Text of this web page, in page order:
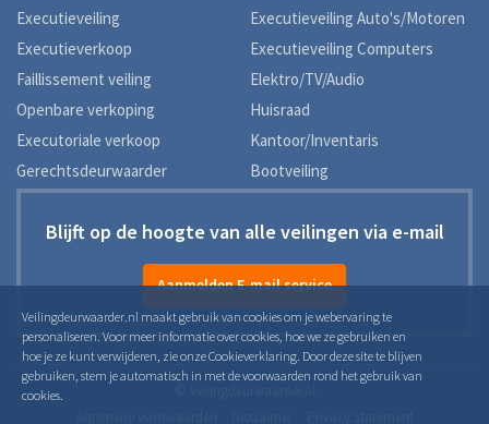
Executieveiling
Executieverkoop
Faillissement veiling
Openbare verkoping
Executoriale verkoop
Gerechtsdeurwaarder
Executieveiling Auto's/Motoren
Executieveiling Computers
Elektro/TV/Audio
Huisraad
Kantoor/Inventaris
Bootveiling
Blijft op de hoogte van alle veilingen via e-mail
Aanmelden E-mail service
Veilingdeurwaarder.nl maakt gebruik van cookies om je webervaring te
personaliseren. Voor meer informatie over cookies, hoe we ze gebruiken en
hoe je ze kunt verwijderen, zie onze Cookieverklaring. Door deze site te blijven
gebruiken, stem je automatisch in met de voorwaarden rond het gebruik van
cookies.